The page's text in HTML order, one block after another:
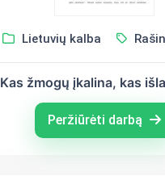
Lietuvių kalba
Kas žmogų įkalina, kas
Peržiūrėti darbą